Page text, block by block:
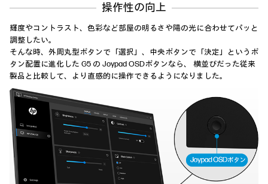
操作性の向上
輝度やコントラスト、色彩など部屋の明るさや陽の光に合わせてパッと
調整したい。
そんな時、外周丸型ボタンで「選択」、中央ボタンで「決定」というボ
タン配置に進化した G5 の Joypad OSDボタンなら、
横並びだった従来
製品と比較して、より直感的に操作できるようになりました。